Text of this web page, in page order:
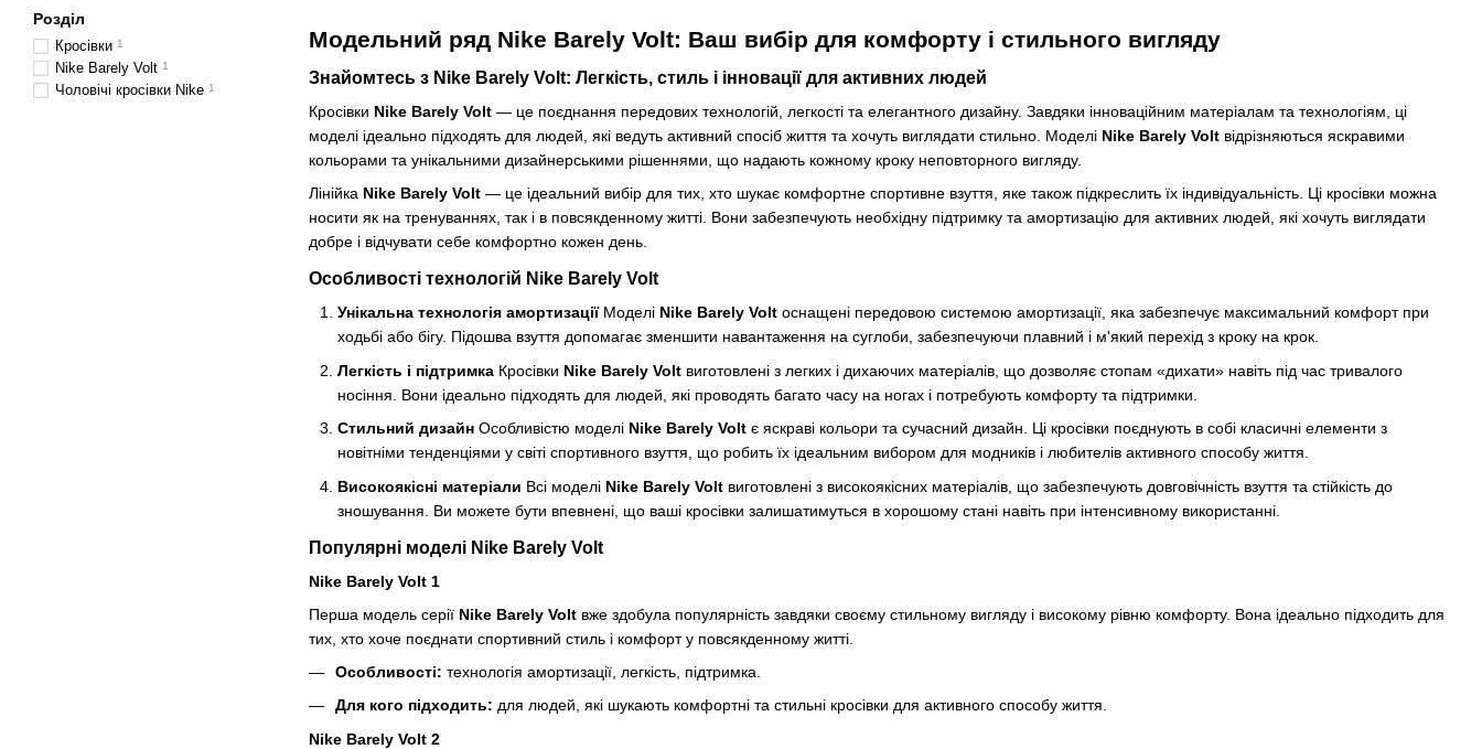
Модельний ряд Nike Barely Volt: Ваш вибір для комфорту і стильного вигляду
Знайомтесь з Nike Barely Volt: Легкість, стиль і інновації для активних людей
Кросівки Nike Barely Volt — це поєднання передових технологій, легкості та елегантного дизайну. Завдяки інноваційним матеріалам та технологіям, ці
моделі ідеально підходять для людей, які ведуть активний спосіб життя та хочуть виглядати стильно. Моделі Nike Barely Volt відрізняються яскравими
кольорами та унікальними дизайнерськими рішеннями, що надають кожному кроку неповторного вигляду.
Лінійка Nike Barely Volt — це ідеальний вибір для тих, хто шукає комфортне спортивне взуття, яке також підкреслить їх індивідуальність. Ці кросівки можна
носити як на тренуваннях, так і в повсякденному житті. Вони забезпечують необхідну підтримку та амортизацію для активних людей, які хочуть виглядати
добре і відчувати себе комфортно кожен день.
Особливості технологій Nike Barely Volt
Унікальна технологія амортизаціїМоделі Nike Barely Volt оснащені передовою системою амортизації, яка забезпечує максимальний комфорт при
ходьбі або бігу. Підошва взуття допомагає зменшити навантаження на суглоби, забезпечуючи плавний і м'який перехід з кроку на крок.
Легкість і підтримка Кросівки Nike Barely Volt виготовлені з легких і дихаючих матеріалів, що дозволяє стопам «дихати» навіть під час тривалого
носіння. Вони ідеально підходять для людей, які проводять багато часу на ногах і потребують комфорту та підтримки.
Стильний дизайн Особливістю моделі Nike Barely Volt є яскраві кольори та сучасний дизайн. Ці кросівки поєднують в собі класичні елементи з
новітніми тенденціями у світі спортивного взуття, що робить їх ідеальним вибором для модників і любителів активного способу життя.
Високоякісні матеріали Всі моделі Nike Barely Volt виготовлені з високоякісних матеріалів, що забезпечують довговічність взуття та стійкість до
зношування. Ви можете бути впевнені, що ваші кросівки залишатимуться в хорошому стані навіть при інтенсивному використанні.
Популярні моделі Nike Barely Volt
Nike Barely Volt 1
Перша модель серії Nike Barely Volt вже здобула популярність завдяки своєму стильному вигляду і високому рівню комфорту. Вона ідеально підходить для
тих, хто хоче поєднати спортивний стиль і комфорт у повсякденному житті.
Особливості: технологія амортизації, легкість, підтримка.
Для кого підходить: для людей, які шукають комфортні та стильні кросівки для активного способу життя.
Nike Barely Volt 2
Розділ
Кросівки 1
Nike Barely Volt 1
Чоловічі кросівки Nike 1